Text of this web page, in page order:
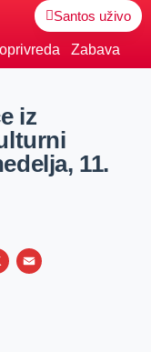
Santos uživo
Zabava
iz
11.
X
E